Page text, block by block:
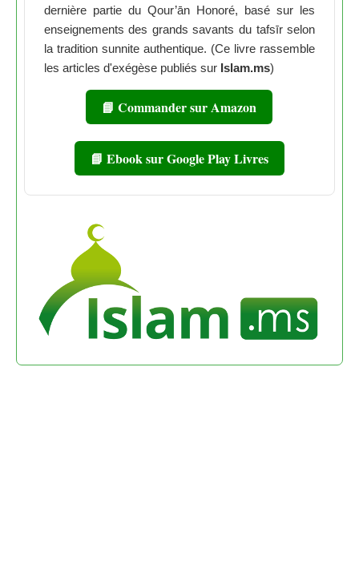
dernière partie du Qour’ān Honoré, basé sur les
enseignements des grands savants du tafsīr selon
la tradition sunnite authentique. (Ce livre rassemble
les articles d'exégèse publiés sur Islam.ms)
📘 Commander sur Amazon
📘 Ebook sur Google Play Livres